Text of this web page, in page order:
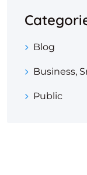
Blog
Business,
Public